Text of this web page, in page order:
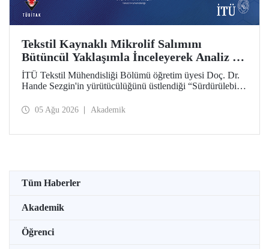
Tekstil Kaynaklı Mikrolif Salımını
Bütüncül Yaklaşımla İnceleyerek Analiz ve
Azaltım Stratejileri Geliştirecek Projeye
TÜBİTAK Desteği
İTÜ Tekstil Mühendisliği Bölümü öğretim üyesi Doç. Dr.
Hande Sezgin'in yürütücülüğünü üstlendiği “Sürdürülebilir
Koşullarına Bağlı Mikrolif Salımı: Aşınma, UV Maruziyeti
05 Ağu 2026 Akademik
Tüm Haberler
Akademik
Öğrenci